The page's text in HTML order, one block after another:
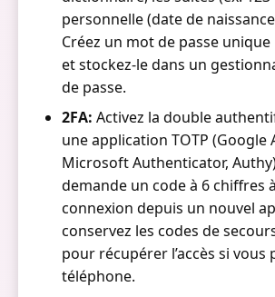
personnelle (date de
Créez un mot de passe
et stockez-le dans un
de passe.
2FA: Activez la double
une application TOTP (Google
Microsoft Authenticator,
demande un code à 6 chiffres
connexion depuis un nouvel
conservez les codes de
pour récupérer l’accès si vous
téléphone.